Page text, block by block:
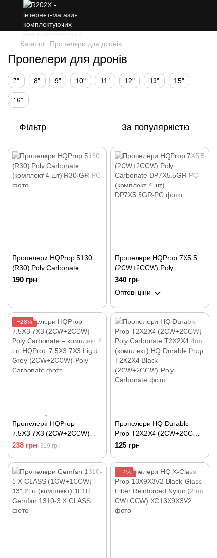
Каталог Пропелери для дронів
Пропелери для дронів
7" 8" 9" 10" 11" 12" 13" 15"
16"
Фільтр За популярністю
Пропелери HQProp 5130
(R30) Poly Carbonate
(комплект 4 шт)
190 грн
Пропелери HQProp 7X5.5
(2CW+2CCW) Poly
Carbonate DP7X5.5GR-PC
340 грн
Оптові ціни
−28%
1
Пропелери HQProp
7.5X3.7X3 (2CW+2CCW)
Poly Carbonate – комплект 4
238 грн 329 грн
Пропелери HQ Durable
Prop T2X2X4 (2CW+2CCW)
Poly Carbonate Т2Х2Х4 4шт
125 грн
−4%